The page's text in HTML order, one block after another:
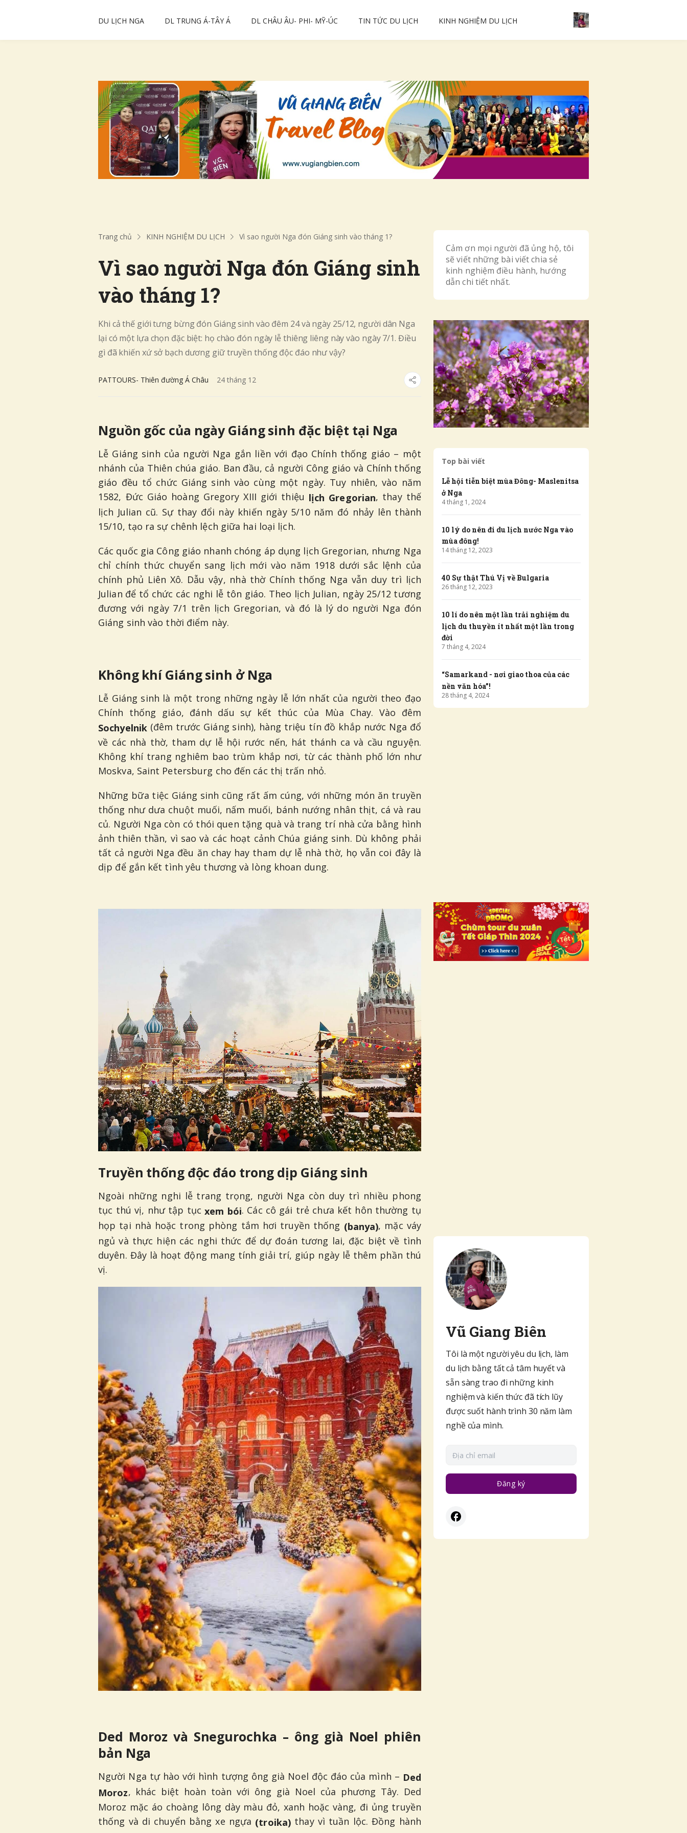
DU LỊCH NGA DL TRUNG Á-TÂY Á DL CHÂU ÂU- PHI- MỸ-ÚC TIN TỨC DU LỊCH KINH NGHIỆM DU LỊCH
Trang chủ KINH NGHIỆM DU LỊCH Vì sao người Nga đón Giáng sinh vào tháng 1?
Vì sao người Nga đón Giáng sinh
vào tháng 1?
Khi cả thế giới tưng bừng đón Giáng sinh vào đêm 24 và ngày 25/12, người dân Nga
lại có một lựa chọn đặc biệt: họ chào đón ngày lễ thiêng liêng này vào ngày 7/1. Điều
gì đã khiến xứ sở bạch dương giữ truyền thống độc đáo như vậy?
PATTOURS- Thiên đường Á Châu 24 tháng 12
Nguồn gốc của ngày Giáng sinh đặc biệt tại Nga
Lễ Giáng sinh của người Nga gắn liền với đạo Chính thống giáo – một
nhánh của Thiên chúa giáo. Ban đầu, cả người Công giáo và Chính thống
giáo đều tổ chức Giáng sinh vào cùng một ngày. Tuy nhiên, vào năm
1582, Đức Giáo hoàng Gregory XIII giới thiệu lịch Gregorian, thay thế
lịch Julian cũ. Sự thay đổi này khiến ngày 5/10 năm đó nhảy lên thành
15/10, tạo ra sự chênh lệch giữa hai loại lịch.
Các quốc gia Công giáo nhanh chóng áp dụng lịch Gregorian, nhưng Nga
chỉ chính thức chuyển sang lịch mới vào năm 1918 dưới sắc lệnh của
chính phủ Liên Xô. Dẫu vậy, nhà thờ Chính thống Nga vẫn duy trì lịch
Julian để tổ chức các nghi lễ tôn giáo. Theo lịch Julian, ngày 25/12 tương
đương với ngày 7/1 trên lịch Gregorian, và đó là lý do người Nga đón
Giáng sinh vào thời điểm này.
Không khí Giáng sinh ở Nga
Lễ Giáng sinh là một trong những ngày lễ lớn nhất của người theo đạo
Chính thống giáo, đánh dấu sự kết thúc của Mùa Chay. Vào đêm
Sochyelnik (đêm trước Giáng sinh), hàng triệu tín đồ khắp nước Nga đổ
về các nhà thờ, tham dự lễ hội rước nến, hát thánh ca và cầu nguyện.
Không khí trang nghiêm bao trùm khắp nơi, từ các thành phố lớn như
Moskva, Saint Petersburg cho đến các thị trấn nhỏ.
Những bữa tiệc Giáng sinh cũng rất ấm cúng, với những món ăn truyền
thống như dưa chuột muối, nấm muối, bánh nướng nhân thịt, cá và rau
củ. Người Nga còn có thói quen tặng quà và trang trí nhà cửa bằng hình
ảnh thiên thần, vì sao và các hoạt cảnh Chúa giáng sinh. Dù không phải
tất cả người Nga đều ăn chay hay tham dự lễ nhà thờ, họ vẫn coi đây là
dịp để gắn kết tình yêu thương và lòng khoan dung.
Truyền thống độc đáo trong dịp Giáng sinh
Ngoài những nghi lễ trang trọng, người Nga còn duy trì nhiều phong
tục thú vị, như tập tụcxem bói. Các cô gái trẻ chưa kết hôn thường tụ
họp tại nhà hoặc trong phòng tắm hơi truyền thống (banya), mặc váy
ngủ và thực hiện các nghi thức để dự đoán tương lai, đặc biệt về tình
duyên. Đây là hoạt động mang tính giải trí, giúp ngày lễ thêm phần thú
vị.
Ded Moroz và Snegurochka – ông già Noel phiên
bản Nga
Người Nga tự hào với hình tượng ông già Noel độc đáo của mình – Ded
Moroz, khác biệt hoàn toàn với ông già Noel của phương Tây. Ded
Moroz mặc áo choàng lông dày màu đỏ, xanh hoặc vàng, đi ủng truyền
thống và di chuyển bằng xe ngựa (troika) thay vì tuần lộc. Đồng hành
Cảm ơn mọi người đã ủng hộ, tôi
sẽ viết những bài viết chia sẻ
kinh nghiệm điều hành, hướng
dẫn chi tiết nhất.
Top bài viết
Lễ hội tiễn biệt mùa Đông- Maslenitsa
ở Nga
4tháng 1 , 2024
10 lý do nên đi du lịch nước Nga vào
mùa đông!
14tháng 12, 2023
40 Sự thật Thú Vị về Bulgaria
26tháng 12, 2023
10 lí do nên một lần trải nghiệm du
lịch du thuyền ít nhất một lần trong
đời
7 tháng 4, 2024
“Samarkand - nơi giao thoa của các
nền văn hóa”!
28tháng 4, 2024
Vũ Giang Biên
Tôi là một người yêu du lịch, làm
du lịch bằng tất cả tâm huyết và
sẵn sàng trao đi những kinh
nghiệm và kiến thức đã tích lũy
được suốt hành trình 30 năm làm
nghề của mình.
Đăng ký